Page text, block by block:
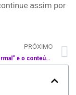
assim por
PRÓXIMO
O “novo normal” e o conteúdo para gerar vendas